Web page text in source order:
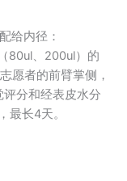
给内径：
80ul、200ul）的
愿者的前臂掌侧，
分和经表皮水分
最长4天。